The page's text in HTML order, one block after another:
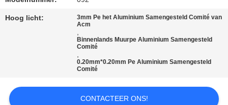
PRIVACYBELEID
Hoog licht:
3mm Pe het Aluminium Samengesteld Comité van
Acm
,
Binnenlands Muurpe Aluminium Samengesteld
Comité
,
0.20mm*0.20mm Pe Aluminium Samengesteld
Comité
CONTACTEER ONS!